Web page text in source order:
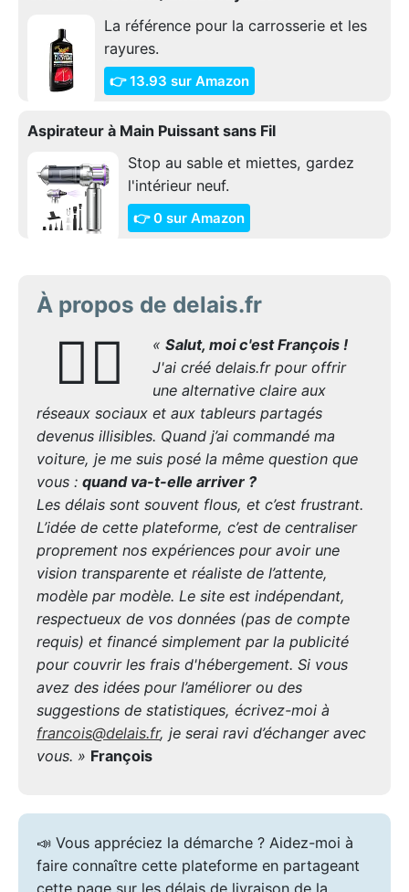
La référence pour la carrosserie et les
rayures.
👉 13.93 sur Amazon
Aspirateur à Main Puissant sans Fil
Stop au sable et miettes, gardez
l'intérieur neuf.
👉 0 sur Amazon
À propos de delais.fr
🙋‍♂️ « Salut, moi c'est François !
J'ai créé delais.fr pour offrir
une alternative claire aux
réseaux sociaux et aux tableurs partagés
devenus illisibles. Quand j’ai commandé ma
voiture, je me suis posé la même question que
vous : quand va-t-elle arriver ?
Les délais sont souvent flous, et c’est frustrant.
L’idée de cette plateforme, c’est de centraliser
proprement nos expériences pour avoir une
vision transparente et réaliste de l’attente,
modèle par modèle. Le site est indépendant,
respectueux de vos données (pas de compte
requis) et financé simplement par la publicité
pour couvrir les frais d'hébergement. Si vous
avez des idées pour l’améliorer ou des
suggestions de statistiques, écrivez-moi à
francois@delais.fr, je serai ravi d’échanger avec
vous. » François
📣 Vous appréciez la démarche ? Aidez-moi à
faire connaître cette plateforme en partageant
cette page sur les délais de livraison de la